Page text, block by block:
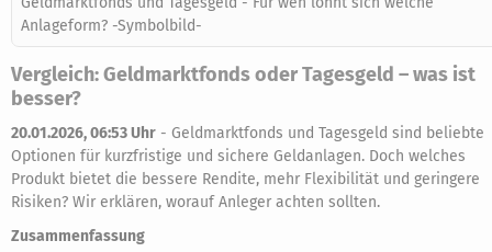
Anlageform? -Symbolbild-
Vergleich: Geldmarktfonds oder Tagesgeld – was ist
besser?
20.01.2026, 06:53 Uhr - Geldmarktfonds und Tagesgeld sind beliebte
Optionen für kurzfristige und sichere Geldanlagen. Doch welches
Produkt bietet die bessere Rendite, mehr Flexibilität und geringere
Risiken? Wir erklären, worauf Anleger achten sollten.
Zusammenfassung